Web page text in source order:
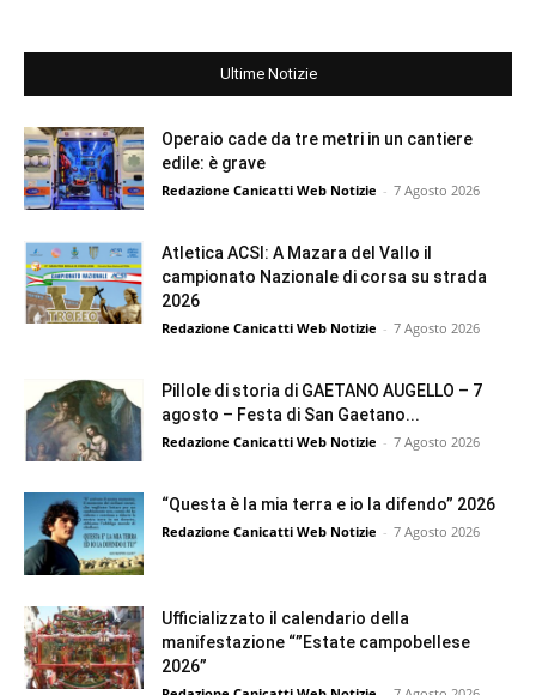
Ultime Notizie
Operaio cade da tre metri in un cantiere
edile: è grave
Redazione Canicatti Web Notizie - 7 Agosto 2026
Atletica ACSI: A Mazara del Vallo il
campionato Nazionale di corsa su strada
2026
Redazione Canicatti Web Notizie - 7 Agosto 2026
Pillole di storia di GAETANO AUGELLO – 7
agosto – Festa di San Gaetano...
Redazione Canicatti Web Notizie - 7 Agosto 2026
“Questa è la mia terra e io la difendo” 2026
Redazione Canicatti Web Notizie - 7 Agosto 2026
Ufficializzato il calendario della
manifestazione “”Estate campobellese
2026”